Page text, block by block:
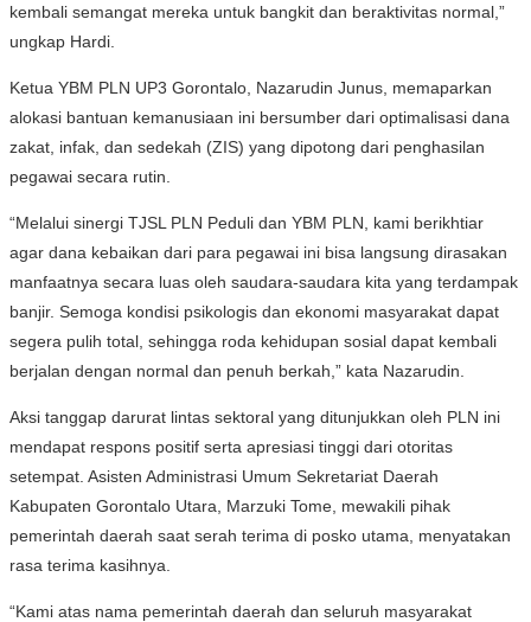
kembali semangat mereka untuk bangkit dan beraktivitas normal,”
ungkap Hardi.
Ketua YBM PLN UP3 Gorontalo, Nazarudin Junus, memaparkan
alokasi bantuan kemanusiaan ini bersumber dari optimalisasi dana
zakat, infak, dan sedekah (ZIS) yang dipotong dari penghasilan
pegawai secara rutin.
“Melalui sinergi TJSL PLN Peduli dan YBM PLN, kami berikhtiar
agar dana kebaikan dari para pegawai ini bisa langsung dirasakan
manfaatnya secara luas oleh saudara-saudara kita yang terdampak
banjir. Semoga kondisi psikologis dan ekonomi masyarakat dapat
segera pulih total, sehingga roda kehidupan sosial dapat kembali
berjalan dengan normal dan penuh berkah,” kata Nazarudin.
Aksi tanggap darurat lintas sektoral yang ditunjukkan oleh PLN ini
mendapat respons positif serta apresiasi tinggi dari otoritas
setempat. Asisten Administrasi Umum Sekretariat Daerah
Kabupaten Gorontalo Utara, Marzuki Tome, mewakili pihak
pemerintah daerah saat serah terima di posko utama, menyatakan
rasa terima kasihnya.
“Kami atas nama pemerintah daerah dan seluruh masyarakat